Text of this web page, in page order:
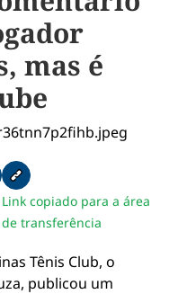
mas é
facebook
no twitterpelo email
Copiar link da notícia
Link copiado para a área
de transferência
Tênis Club, o
publicou um